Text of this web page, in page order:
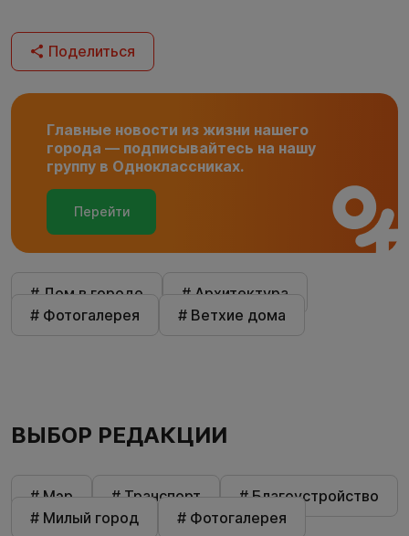
Поделиться
Главные новости из жизни нашего
города — подписывайтесь на нашу
группу в Одноклассниках.
Перейти
# Дом в городе
# Архитектура
# Фотогалерея
# Ветхие дома
ВЫБОР РЕДАКЦИИ
# Мэр # Транспорт
# Благоустройство
# Милый город
# Фотогалерея